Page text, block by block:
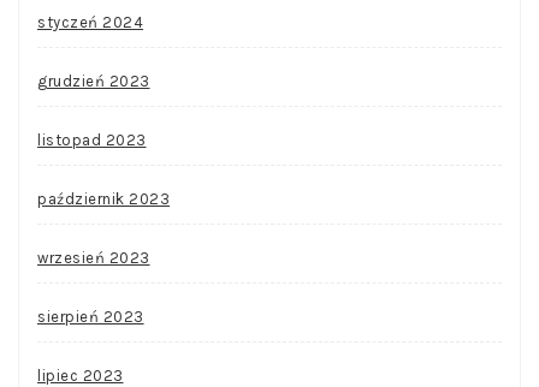
styczeń 2024
grudzień 2023
listopad 2023
październik 2023
wrzesień 2023
sierpień 2023
lipiec 2023